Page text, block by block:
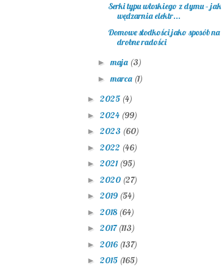
Serki typu włoskiego z dymu – jak
wędzarnia elektr...
Domowe słodkości jako sposób na
drobne radości
►maja (3)
► marca (1)
► 2025 (4)
► 2024 (99)
► 2023 (60)
► 2022 (46)
► 2021 (95)
► 2020 (27)
► 2019 (54)
► 2018 (64)
► 2017(113)
► 2016 (137)
► 2015 (165)